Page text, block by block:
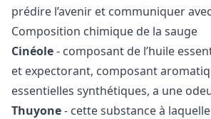
prédire l’avenir et communiquer avec
Composition chimique de la sauge
Cinéole- composant de l’huile
et expectorant, composant
essentielles synthétiques, a une
Thuyone- cette substance à